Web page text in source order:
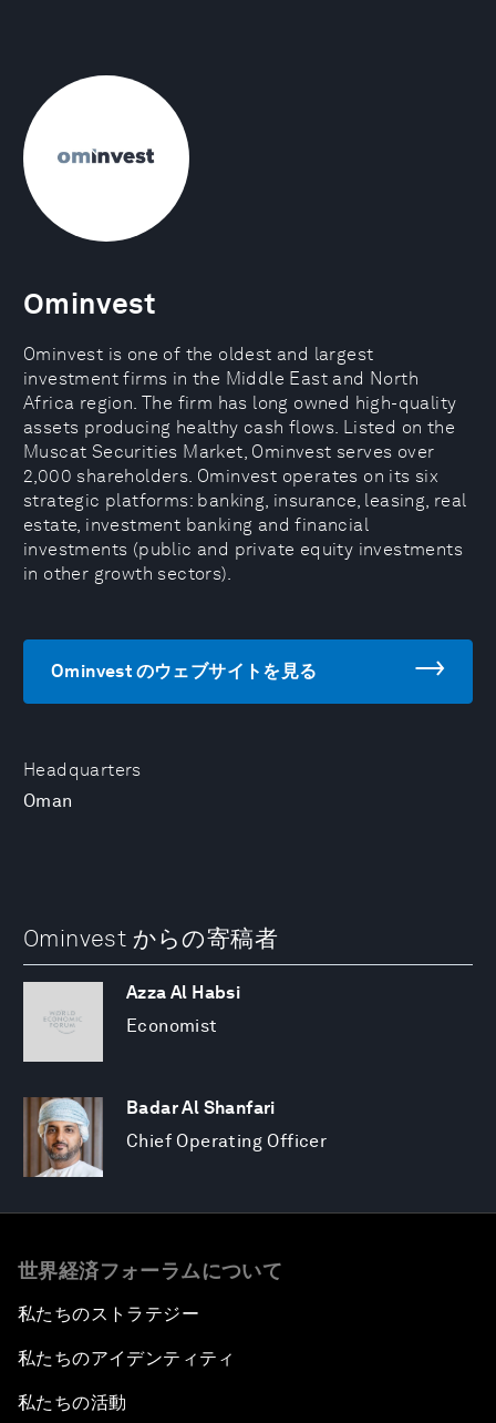
Headquarters
Oman
Ominvest
Ominvest is one of the oldest and largest
investment firms in the Middle East and North
Africa region. The firm has long owned high-quality
assets producing healthy cash flows. Listed on the
Muscat Securities Market, Ominvest serves over
2,000 shareholders. Ominvest operates on its six
strategic platforms: banking, insurance, leasing, real
estate, investment banking and financial
investments (public and private equity investments
in other growth sectors).
Ominvest のウェブサイトを見る
Ominvest からの寄稿者
Azza Al Habsi
Economist
Badar Al Shanfari
Chief Operating Officer
世界経済フォーラムについて
私たちのストラテジー
私たちのアイデンティティ
私たちの活動